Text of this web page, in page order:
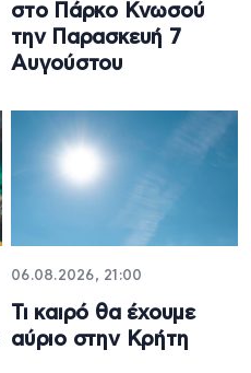
στο Πάρκο Κνωσού
την Παρασκευή 7
Αυγούστου
06.08.2026, 21:00
Τι καιρό θα έχουμε
αύριο στην Κρήτη